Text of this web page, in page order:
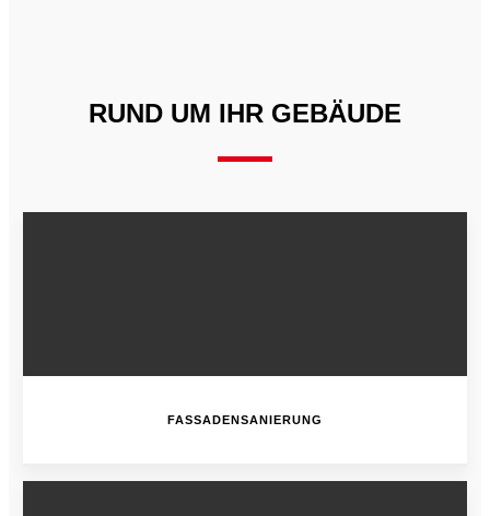
RUND UM IHR GEBÄUDE
FASSADENSANIERUNG